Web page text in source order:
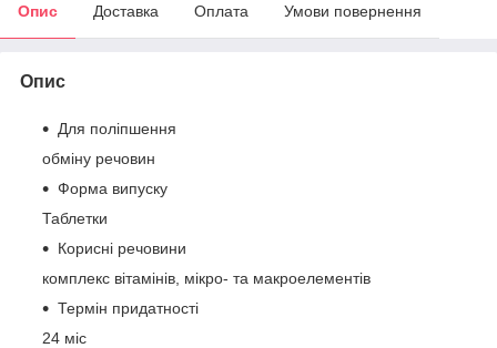
Опис Доставка Оплата Умови повернення
Опис
Для поліпшення
обміну речовин
Форма випуску
Таблетки
Корисні речовини
комплекс вітамінів, мікро- та макроелементів
Термін придатності
24 міс